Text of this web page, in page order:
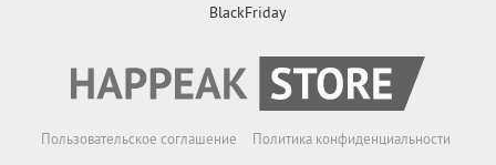
BlackFriday
Пользовательское соглашение Политика конфиденциальности